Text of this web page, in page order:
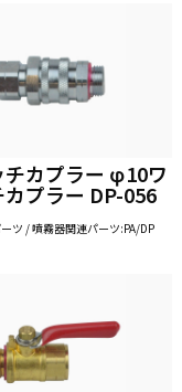
チカプラー φ10ワ
プラー DP-056
ツ / 噴霧器関連パーツ:PA/DP